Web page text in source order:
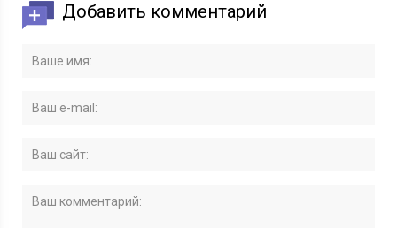
Добавить комментарий